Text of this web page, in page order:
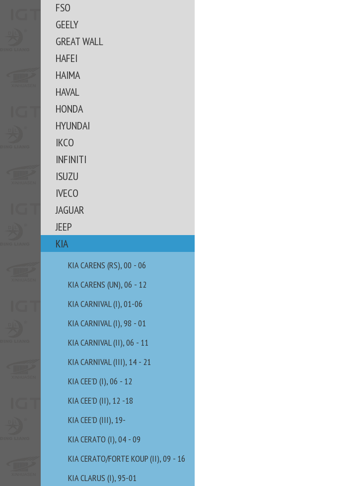
FSO
GEELY
GREAT WALL
HAFEI
HAIMA
HAVAL
HONDA
HYUNDAI
IKCO
INFINITI
ISUZU
IVECO
JAGUAR
JEEP
KIA
KIA CARENS (RS), 00 - 06
KIA CARENS (UN), 06 - 12
KIA CARNIVAL (I), 01-06
KIA CARNIVAL (I), 98 - 01
KIA CARNIVAL (II), 06 - 11
KIA CARNIVAL (III), 14 - 21
KIA CEE'D (I), 06 - 12
KIA CEE'D (II), 12 -18
KIA CEE'D (III), 19-
KIA CERATO (I), 04 - 09
KIA CERATO/FORTE KOUP (II), 09 - 16
KIA CLARUS (I), 95-01